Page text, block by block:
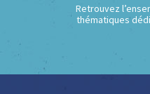
Retrouvez
thématiques